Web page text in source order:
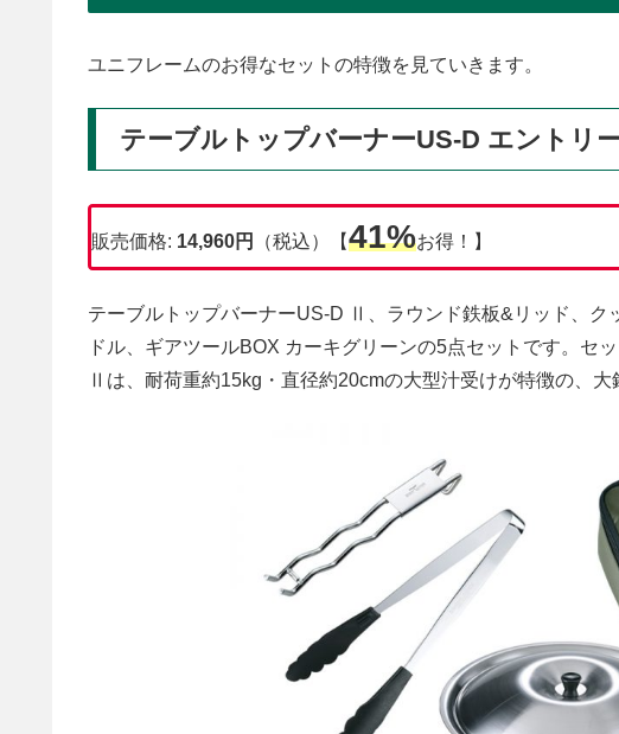
ユニフレームのお得なセットの特徴を見ていきます。
テーブルトップバーナーUS-D エントリ
販売価格: 14,960円 （税込）【41%お得！】
テーブルトップバーナーUS-D Ⅱ、ラウンド鉄板&リッド、ク
ドル、ギアツールBOX カーキグリーンの5点セットです。セ
Ⅱは、耐荷重約15kg・直径約20cmの大型汁受けが特徴の、大